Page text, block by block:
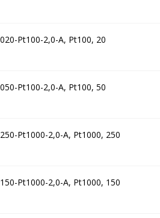
Pt100-2,0-A, Pt100, 20
Pt100-2,0-A, Pt100, 50
Pt1000-2,0-A, Pt1000, 250
Pt1000-2,0-A, Pt1000, 150